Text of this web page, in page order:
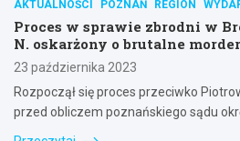
AKTUALNOŚCI POZNAŃ REGION
Proces w sprawie zbrodni w
N. oskarżony o brutalne
23 października 2023
Rozpoczął się proces przeciwko
przed obliczem poznańskiego sądu